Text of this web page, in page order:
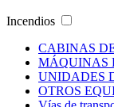
Incendios
CABINAS
MÁQUINAS
UNIDADES
OTROS